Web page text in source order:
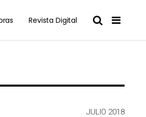
Revista Digital
JULIO 2018